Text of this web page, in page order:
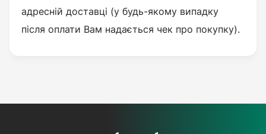
адресній доставці (у будь-якому випадку
після оплати Вам надається чек про покупку).